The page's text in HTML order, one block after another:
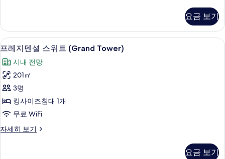
보
기
River
Wing)
자
히
보
요금 보기
프
레
지
덴
셜
스
위
트
프레지덴셜 스위트 (Grand Tower) | 1
8
프레지덴셜 스위트 (Grand Tower)
시내 전망
201㎡
3명
킹사이즈침대 1개
무료 WiFi
자세히 보기
프
요금 보기